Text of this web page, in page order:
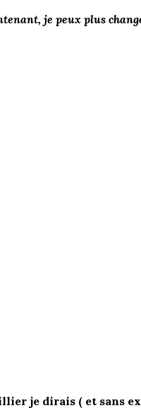
je peux plus
je dirais ( et sans